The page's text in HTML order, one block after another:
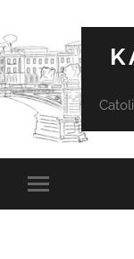
Toggle
mobile